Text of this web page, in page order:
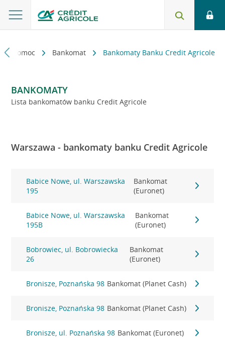
i pomoc Bankomat Bankomaty Banku Credit Agricole
BANKOMATY
Lista bankomatów banku Credit Agricole
Warszawa - bankomaty banku Credit Agricole
Babice Nowe, ul. Warszawska
195
Bankomat
(Euronet)
Babice Nowe, ul. Warszawska
195B
Bankomat
(Euronet)
Bobrowiec, ul. Bobrowiecka
26
Bankomat
(Euronet)
Bronisze, Poznańska 98 Bankomat (Planet Cash)
Bronisze, Poznańska 98 Bankomat (Planet Cash)
Bronisze, ul. Poznańska 98 Bankomat (Euronet)